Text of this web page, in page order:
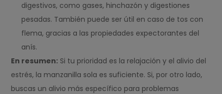
digestivos, como gases, hinchazón y digestiones
pesadas. También puede ser útil en caso de tos con
flema, gracias a las propiedades expectorantes del
anís.
En resumen: Si tu prioridad es la relajación y el alivio del
estrés, la manzanilla sola es suficiente. Si, por otro lado,
buscas un alivio más específico para problemas